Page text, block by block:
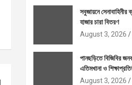
সবুজায়নে
হাজার চারা বিতরণ
August 3, 2026
পানছড়িতে বিজিবির
এতিমখানা ও
August 3, 2026